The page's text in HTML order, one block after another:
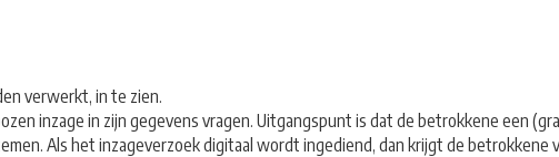
verwerkt, in te zien.
inzage in zijn gegevens vragen. Uitgangspunt is dat de betrokkene een
Als het inzageverzoek digitaal wordt ingediend, dan krijgt de